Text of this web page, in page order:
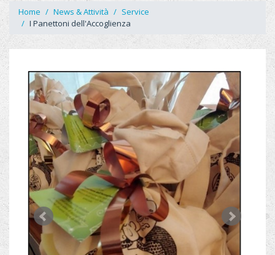
Home News & Attività
Service
I Panettoni dell'Accoglienza